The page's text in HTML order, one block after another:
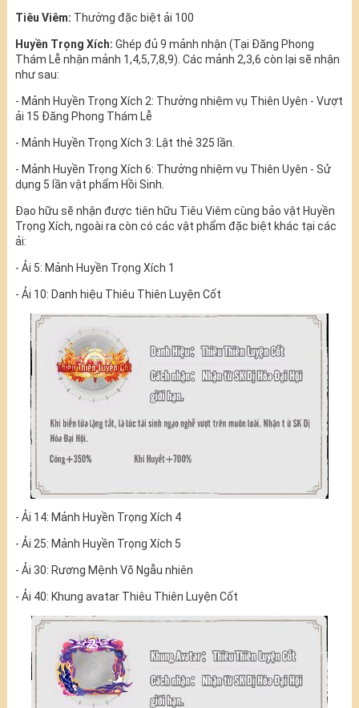
Tiêu Viêm: Thưởng đặc biệt ải 100
Huyền Trọng Xích: Ghép đủ 9 mảnh nhận (Tại Đăng Phong
Thám Lễ nhận mảnh 1,4,5,7,8,9). Các mảnh 2,3,6 còn lại sẽ nhận
như sau:
- Mảnh Huyền Trọng Xích 2: Thưởng nhiệm vụ Thiên Uyên - Vượt
ải 15 Đăng Phong Thám Lễ
- Mảnh Huyền Trọng Xích 3: Lật thẻ 325 lần.
- Mảnh Huyền Trọng Xích 6: Thưởng nhiệm vụ Thiên Uyên - Sử
dụng 5 lần vật phẩm Hồi Sinh.
Đạo hữu sẽ nhận được tiên hữu Tiêu Viêm cùng bảo vật Huyền
Trọng Xích, ngoài ra còn có các vật phẩm đặc biệt khác tại các
ải:
- Ải 5: Mảnh Huyền Trọng Xích 1
- Ải 10: Danh hiệu Thiêu Thiên Luyện Cốt
- Ải 14: Mảnh Huyền Trọng Xích 4
- Ải 25: Mảnh Huyền Trọng Xích 5
- Ải 30: Rương Mệnh Võ Ngẫu nhiên
- Ải 40: Khung avatar Thiêu Thiên Luyện Cốt